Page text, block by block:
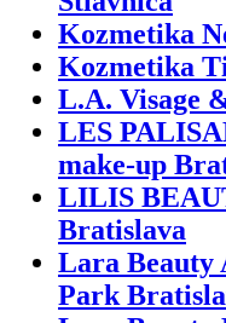
Kozmetika
Kozmetika
L.A. Visage
LES
make-up
LILIS
Bratislava
Lara Beauty
Park